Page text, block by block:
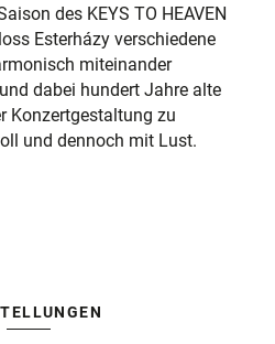
des KEYS TO HEAVEN
Esterházy verschiedene
miteinander
dabei hundert Jahre alte
Konzertgestaltung zu
und dennoch mit Lust.